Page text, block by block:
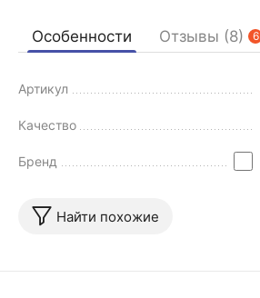
Особенности Отзывы (8) 6
Артикул
Качество
Бренд
Найти похожие